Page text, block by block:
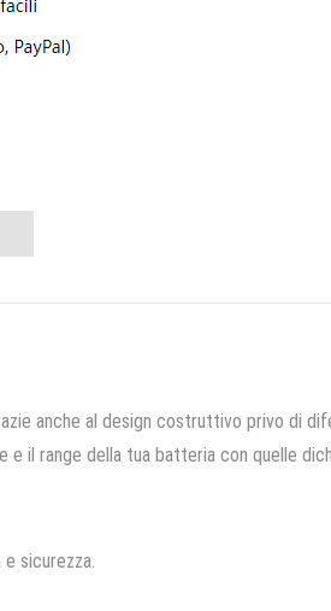
anche al design costruttivo privo di
il range della tua batteria con quelle
sicurezza.